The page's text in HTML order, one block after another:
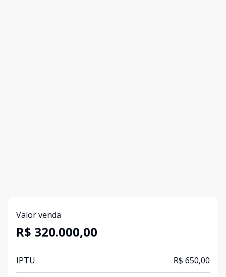
Valor venda
R$ 320.000,00
IPTU R$ 650,00